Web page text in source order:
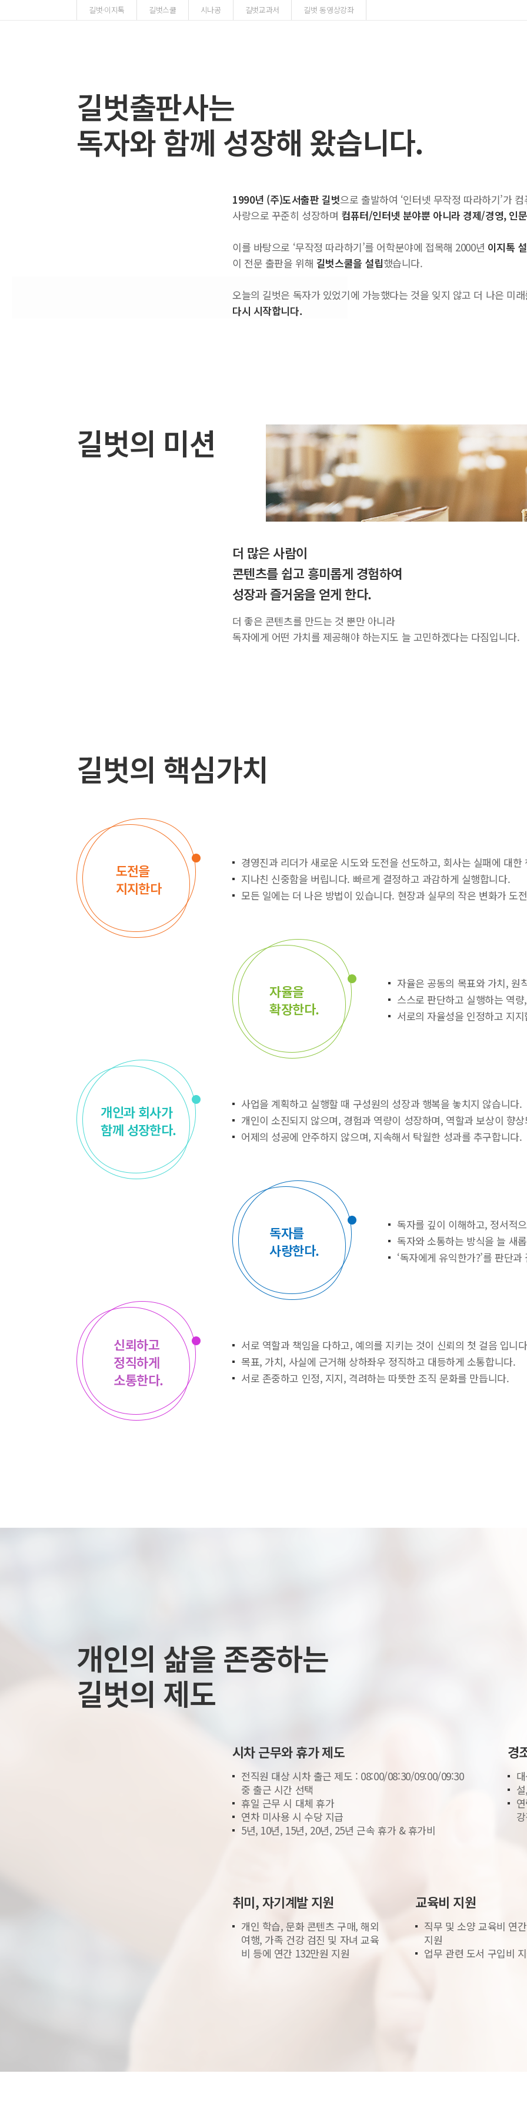
길벗·이지톡 길벗스쿨 시나공 길벗교과서 길벗 동영상강좌
길벗출판사는
독자와 함께 성장해 왔습니다.
1990년 (주)도서출판 길벗으로 출발하여 ‘인터넷 무작정 따라하기’가
사랑으로 꾸준히 성장하며 컴퓨터/인터넷 분야뿐 아니라 경제/경영, 인
이를 바탕으로 ‘무작정 따라하기’를 어학분야에 접목해 2000년 이지톡
이 전문 출판을 위해 길벗스쿨을 설립했습니다.
오늘의 길벗은 독자가 있었기에 가능했다는 것을 잊지 않고 더 나은 미
다시 시작합니다.
길벗의 미션
더 많은 사람이
콘텐츠를 쉽고 흥미롭게 경험하여
성장과 즐거움을 얻게 한다.
더 좋은 콘텐츠를 만드는 것 뿐만 아니라
독자에게 어떤 가치를 제공해야 하는지도 늘 고민하겠다는 다짐입니다.
길벗의 핵심가치
도전을
지지한다
경영진과 리더가 새로운 시도와 도전을 선도하고, 회사는 실패에 대한
지나친 신중함을 버립니다. 빠르게 결정하고 과감하게 실행합니다.
모든 일에는 더 나은 방법이 있습니다. 현장과 실무의 작은 변화가 도
자율을
확장한다.
자율은 공동의 목표와 가치, 원
스스로 판단하고 실행하는 역
서로의 자율성을 인정하고 지
개인과 회사가
함께 성장한다.
사업을 계획하고 실행할 때 구성원의 성장과 행복을 놓치지 않습니다.
개인이 소진되지 않으며, 경험과 역량이 성장하며, 역할과 보상이 향
어제의 성공에 안주하지 않으며, 지속해서 탁월한 성과를 추구합니다.
독자를
사랑한다.
독자를 깊이 이해하고, 정서적
독자와 소통하는 방식을 늘 새
‘독자에게 유익한가?’를 판단
신뢰하고
정직하게
소통한다.
서로 역할과 책임을 다하고, 예의를 지키는 것이 신뢰의 첫 걸음 입니
목표, 가치, 사실에 근거해 상하좌우 정직하고 대등하게 소통합니다.
서로 존중하고 인정, 지지, 격려하는 따뜻한 조직 문화를 만듭니다.
개인의 삶을 존중하는
길벗의 제도
시차 근무와 휴가 제도
전직원 대상 시차 출근 제도 : 08:00/08:30/09:00/09:30
중 출근 시간 선택
휴일 근무 시 대체 휴가
연차 미사용 시 수당 지급
5년, 10년, 15년, 20년, 25년 근속 휴가 & 휴가비
경
취미, 자기계발 지원
개인 학습, 문화 콘텐츠 구매, 해외
여행, 가족 건강 검진 및 자녀 교육
비 등에 연간 132만원 지원
교육비 지원
직무 및 소양 교육비 연
지원
업무 관련 도서 구입비
최근 이용 자료
구매 인증 도서 관심 도서